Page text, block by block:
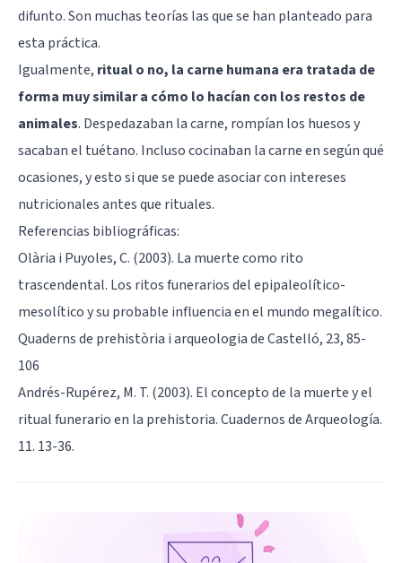
difunto. Son muchas teorías las que se han planteado para
esta práctica.
Igualmente, ritual o no, la carne humana era tratada de
forma muy similar a cómo lo hacían con los restos de
animales. Despedazaban la carne, rompían los huesos y
sacaban el tuétano. Incluso cocinaban la carne en según qué
ocasiones, y esto si que se puede asociar con intereses
nutricionales antes que rituales.
Referencias bibliográficas:
Olària i Puyoles, C. (2003). La muerte como rito
trascendental. Los ritos funerarios del epipaleolítico-
mesolítico y su probable influencia en el mundo megalítico.
Quaderns de prehistòria i arqueologia de Castelló, 23, 85-
106
Andrés-Rupérez, M. T. (2003). El concepto de la muerte y el
ritual funerario en la prehistoria. Cuadernos de Arqueología.
11. 13-36.